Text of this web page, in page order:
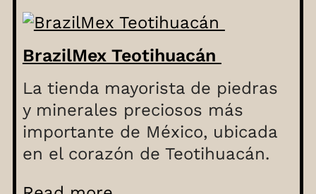
BrazilMex Teotihuacán
La tienda mayorista de piedras
y minerales preciosos más
importante de México, ubicada
en el corazón de Teotihuacán.